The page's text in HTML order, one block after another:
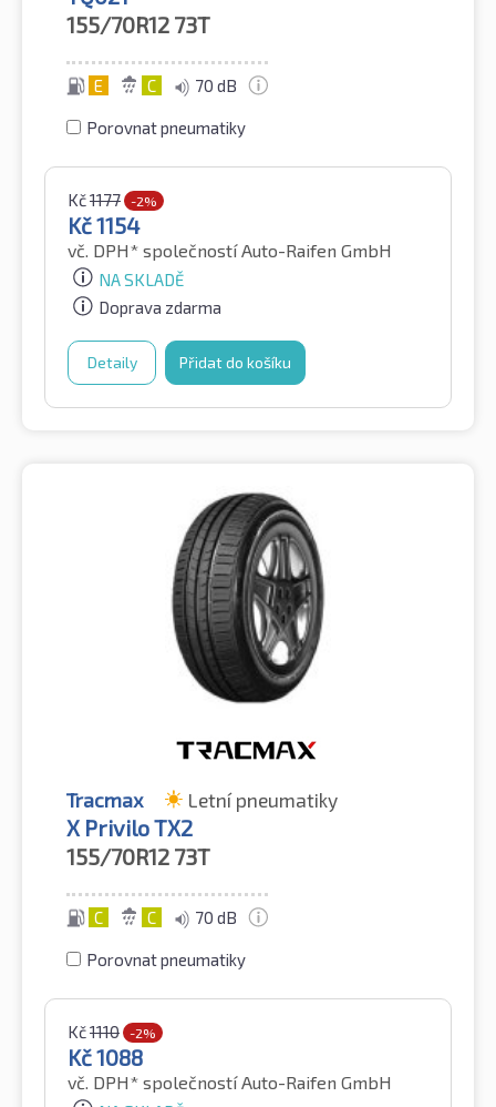
155/70R12 73T
E C 70 dB
Porovnat pneumatiky
Kč1177 -2%
Kč1154
vč. DPH* společností Auto-Raifen GmbH
NA SKLADĚ
Doprava zdarma
Detaily Přidat do košíku
Tracmax Letní pneumatiky
X Privilo TX2
155/70R12 73T
C C 70 dB
Porovnat pneumatiky
Kč1110 -2%
Kč1088
vč. DPH* společností Auto-Raifen GmbH